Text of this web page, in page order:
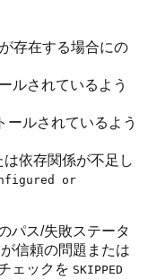
存在する場合にの
ルされているよう
ールされているよう
依存関係が不足し
or
パス/失敗ステータ
信頼の問題または
ェックを SKIPPED